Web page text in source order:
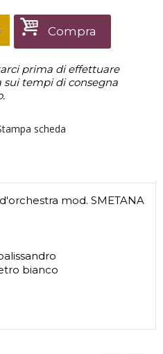
Compra
prima di effettuare
sui tempi di consegna
scheda
mod. SMETANA
bianco